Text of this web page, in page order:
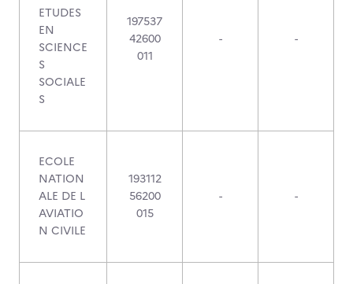
ETUDES
EN
SCIENCE
S
SOCIALE
S
197537
42600
011
- -
ECOLE
NATION
ALE DE L
AVIATIO
N CIVILE
193112
56200
015
- -